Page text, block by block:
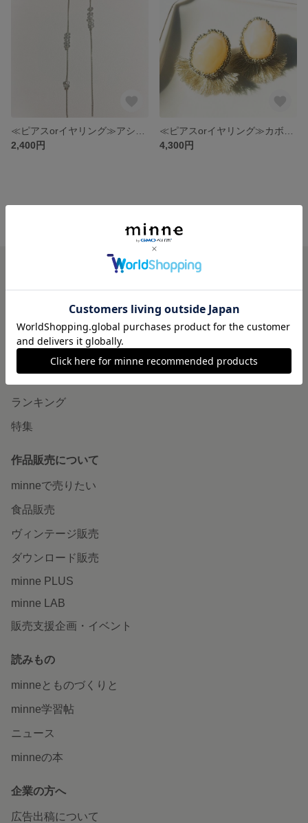
2,400円
4,300円
𝑙𝑢𝑐𝑒𝑟𝑒 の作品一覧
minneについて
minneで買いたい
作品をさがす
ランキング
特集
作品販売について
minneで売りたい
食品販売
ヴィンテージ販売
ダウンロード販売
minne PLUS
minne LAB
販売支援企画・イベント
読みもの
minneとものづくりと
minne学習帖
ニュース
minneの本
企業の方へ
広告出稿について